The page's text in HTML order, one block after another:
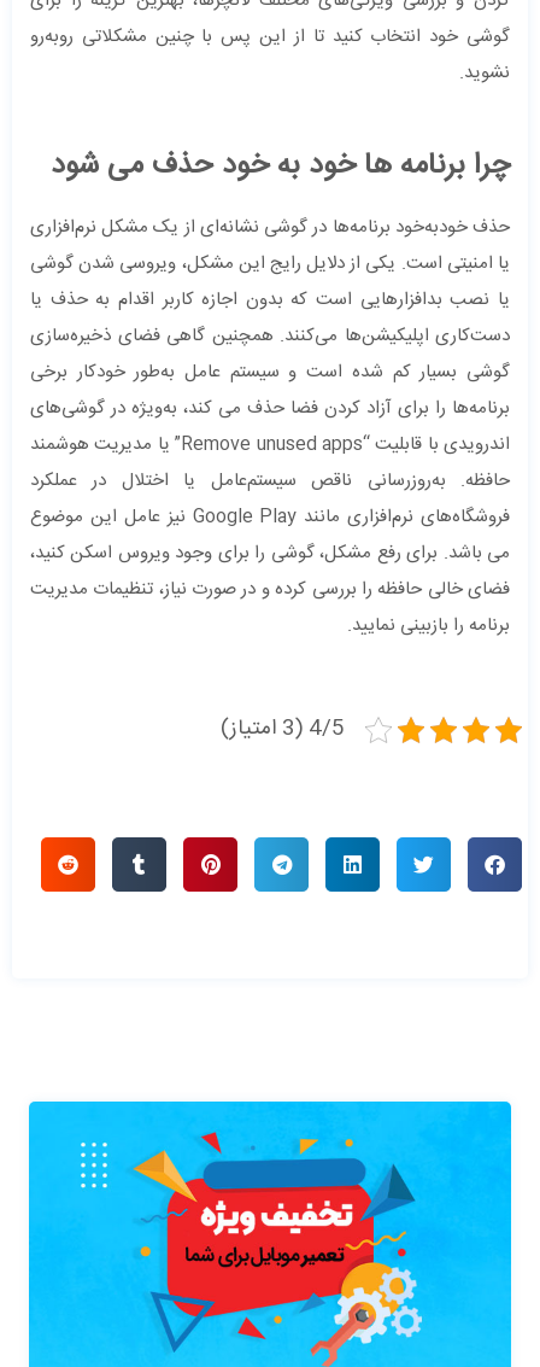
گوشی خود انتخاب کنید تا از این پس با چنین مشکلاتی روبه‌رو
نشوید.
چرا برنامه ها خود به خود حذف می شود
حذف خودبه‌خود برنامه‌ها در گوشی نشانه‌ای از یک مشکل نرم‌افزاری
یا امنیتی است. یکی از دلایل رایج این مشکل، ویروسی شدن گوشی
یا نصب بدافزارهایی است که بدون اجازه کاربر اقدام به حذف یا
دست‌کاری اپلیکیشن‌ها می‌کنند. همچنین گاهی فضای ذخیره‌سازی
گوشی بسیار کم شده است و سیستم عامل به‌طور خودکار برخی
برنامه‌ها را برای آزاد کردن فضا حذف می کند، به‌ویژه در گوشی‌های
اندرویدی با قابلیت “Remove unused apps” یا مدیریت هوشمند
حافظه. به‌روزرسانی ناقص سیستم‌عامل یا اختلال در عملکرد
فروشگاه‌های نرم‌افزاری مانند Google Play نیز عامل این موضوع
می باشد. برای رفع مشکل، گوشی را برای وجود ویروس اسکن کنید،
فضای خالی حافظه را بررسی کرده و در صورت نیاز، تنظیمات مدیریت
برنامه را بازبینی نمایید.
4/5 (3 امتیاز)